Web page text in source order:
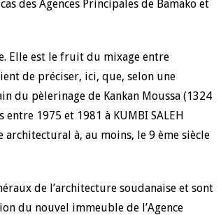
des Agences Principales de Bamako et
Elle est le fruit du mixage entre
de préciser, ici, que, selon une
du pèlerinage de Kankan Moussa (1324
1975 et 1981 à KUMBI SALEH
architectural à, au moins, le 9 ème siècle
de l’architecture soudanaise et sont
du nouvel immeuble de l’Agence